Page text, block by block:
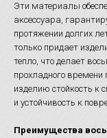
Эти материалы
аксессуара,
протяжении долгих
только придает
тепло, что делает
прохладного
изделию стойкость к
и устойчивость к
Преимущества